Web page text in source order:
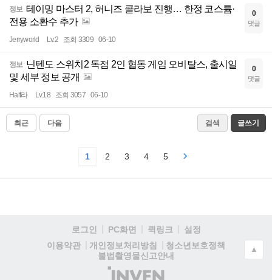
정보 테이밍 마스터 2, 허니즈 콜라보 진행… 한정 코스튬·
전용 소환수 추가
Jerryworld Lv.2 조회 3309 06-10
0
댓글
정보 닌텐도 스위치2 독점 2인 협동 게임 오비탈스, 출시일
및 세부 정보 공개
Half라 Lv.18 조회 3057 06-10
0
댓글
최근 다음 검색 글쓰기
1 2 3 4 5
로그인 PC화면 퀵링크
설정
이용약관
개인정보처리방침
청소년보호정책
불법촬영물신고안내
(주)
▲